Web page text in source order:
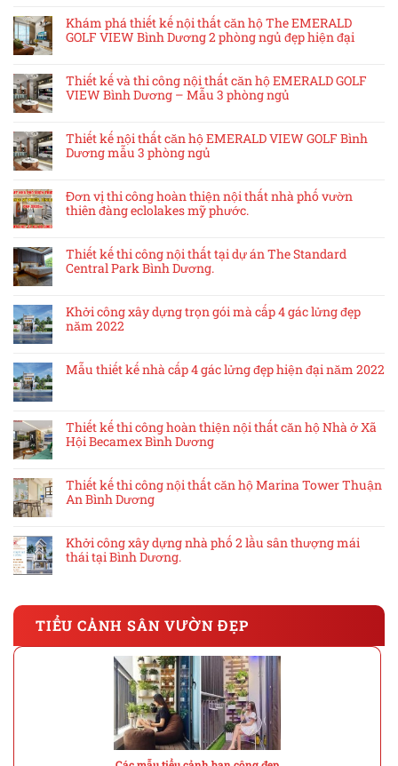
Khám phá thiết kế nội thất căn hộ The EMERALD
GOLF VIEW Bình Dương 2 phòng ngủ đẹp hiện đại
Thiết kế và thi công nội thất căn hộ EMERALD GOLF
VIEW Bình Dương – Mẫu 3 phòng ngủ
Thiết kế nội thất căn hộ EMERALD VIEW GOLF Bình
Dương mẫu 3 phòng ngủ
Đơn vị thi công hoàn thiện nội thất nhà phố vườn
thiên đàng eclolakes mỹ phước.
Thiết kế thi công nội thất tại dự án The Standard
Central Park Bình Dương.
Khởi công xây dựng trọn gói mà cấp 4 gác lửng đẹp
năm 2022
Mẫu thiết kế nhà cấp 4 gác lửng đẹp hiện đại năm 2022
Thiết kế thi công hoàn thiện nội thất căn hộ Nhà ở Xã
Hội Becamex Bình Dương
Thiết kế thi công nội thất căn hộ Marina Tower Thuận
An Bình Dương
Khởi công xây dựng nhà phố 2 lầu sân thượng mái
thái tại Bình Dương.
TIỂU CẢNH SÂN VƯỜN ĐẸP